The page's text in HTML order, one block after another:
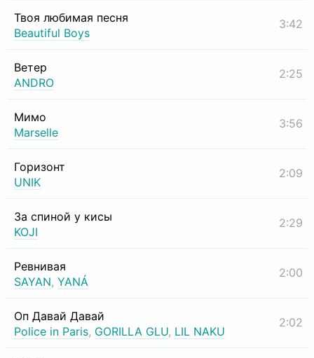
Твоя любимая песня
Beautiful Boys
3:42
Ветер
ANDRO
2:25
Мимо
Marselle
3:56
Горизонт
UNIK
2:09
За спиной у кисы
KOJI
2:29
Ревнивая
SAYAN, YANÁ
2:00
Оп Давай Давай
Police in Paris, GORILLA GLU, LIL NAKU
2:02